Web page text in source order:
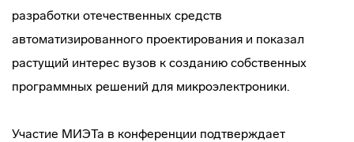
разработки отечественных средств
автоматизированного проектирования и показал
растущий интерес вузов к созданию собственных
программных решений для микроэлектроники.
Участие МИЭТа в конференции подтверждает